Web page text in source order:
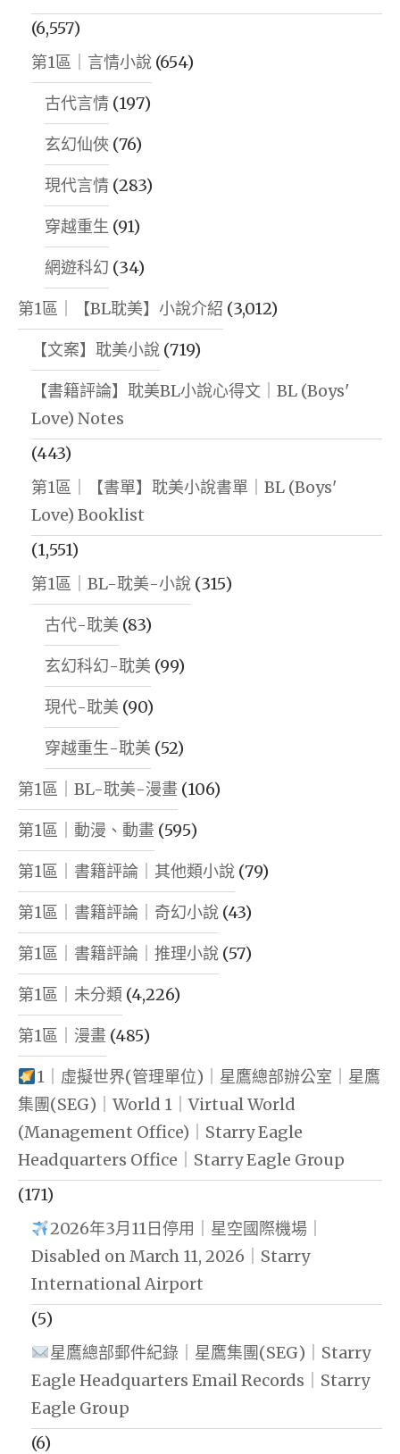
病
(6,557)
第1區｜言情小說 (654)
古代言情 (197)
玄幻仙俠 (76)
現代言情 (283)
穿越重生 (91)
網遊科幻 (34)
第1區｜【BL耽美】小說介紹 (3,012)
【文案】耽美小說 (719)
【書籍評論】耽美BL小說心得文｜BL (Boys'
Love) Notes
(443)
第1區｜【書單】耽美小說書單｜BL (Boys'
Love) Booklist
(1,551)
第1區｜BL-耽美-小說 (315)
古代-耽美 (83)
玄幻科幻-耽美 (99)
現代-耽美 (90)
穿越重生-耽美 (52)
第1區｜BL-耽美-漫畫 (106)
第1區｜動漫、動畫 (595)
第1區｜書籍評論｜其他類小說 (79)
第1區｜書籍評論｜奇幻小說 (43)
第1區｜書籍評論｜推理小說 (57)
第1區｜未分類 (4,226)
第1區｜漫畫 (485)
1｜虛擬世界(管理單位)｜星鷹總部辦公室｜星鷹
集團(SEG)｜World 1｜Virtual World
(Management Office)｜Starry Eagle
Headquarters Office｜Starry Eagle Group
(171)
2026年3月11日停用｜星空國際機場｜
Disabled on March 11, 2026｜Starry
International Airport
(5)
星鷹總部郵件紀錄｜星鷹集團(SEG)｜Starry
Eagle Headquarters Email Records｜Starry
Eagle Group
(6)